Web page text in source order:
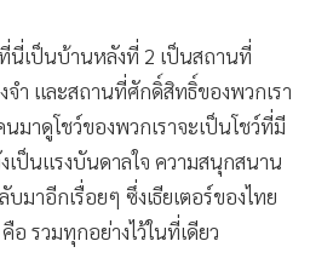
นี่เป็นบ้านหลังที่ 2 เป็นสถานที่
ำ และสถานที่ศักดิ์สิทธิ์ของพวกเรา
มาดูโชว์ของพวกเราจะเป็นโชว์ที่มี
เป็นแรงบันดาลใจ ความสนุกสนาน
าอีกเรื่อยๆ ซึ่งเธียเตอร์ของไทย
รวมทุกอย่างไว้ในที่เดียว